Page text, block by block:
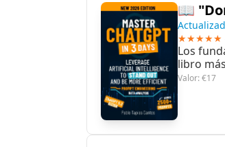
📖
★★★★★
Los
libro
Valor: €17